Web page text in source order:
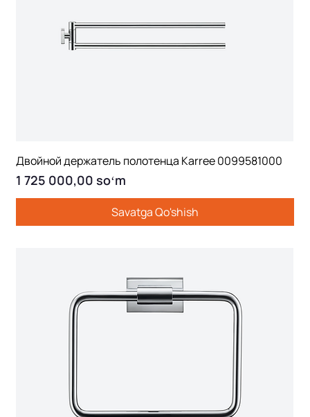
Двойной держатель полотенца Karree 0099581000
Price
1 725 000,00 soʻm
Savatga Qo'shish